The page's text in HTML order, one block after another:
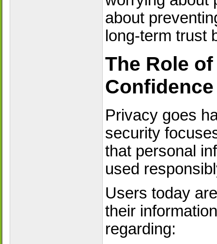
about
long-term trust
The Role
Confidence
Privacy goes
security
that personal
used
Users today
their
regarding: